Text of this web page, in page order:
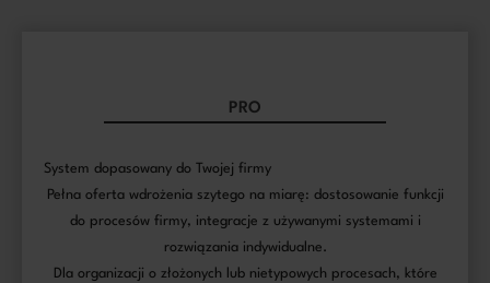
PRO
System dopasowany do Twojej firmy
Pełna oferta wdrożenia szytego na miarę: dostosowanie funkcji
do procesów firmy, integracje z używanymi systemami i
rozwiązania indywidualne.
Dla organizacji o złożonych lub nietypowych procesach, które